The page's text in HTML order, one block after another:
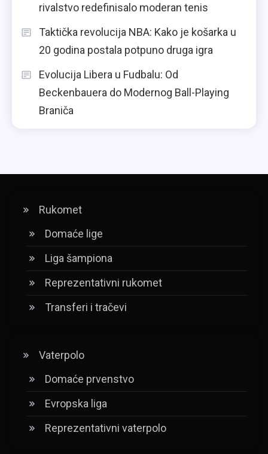
rivalstvo redefinisalo moderan tenis
Taktička revolucija NBA: Kako je košarka u
20 godina postala potpuno druga igra
Evolucija Libera u Fudbalu: Od
Beckenbauera do Modernog Ball-Playing
Braniča
Rukomet
Domaće lige
Liga šampiona
Reprezentativni rukomet
Transferi i tračevi
Vaterpolo
Domaće prvenstvo
Evropska liga
Reprezentativni vaterpolo